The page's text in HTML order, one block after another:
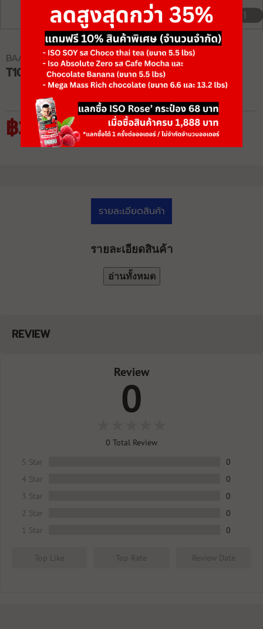
1/1
BAAMXERCORE
T1018 ROTARY TORSO
฿37,700 ฿58,000
รายละเอียดสินค้า
รายละเอียดสินค้า
อ่านทั้งหมด
REVIEW
Review
0
0 Total Review
5 Star
0
4 Star
0
3 Star
0
2 Star
0
1 Star
0
Top Like Top Rate Review Date